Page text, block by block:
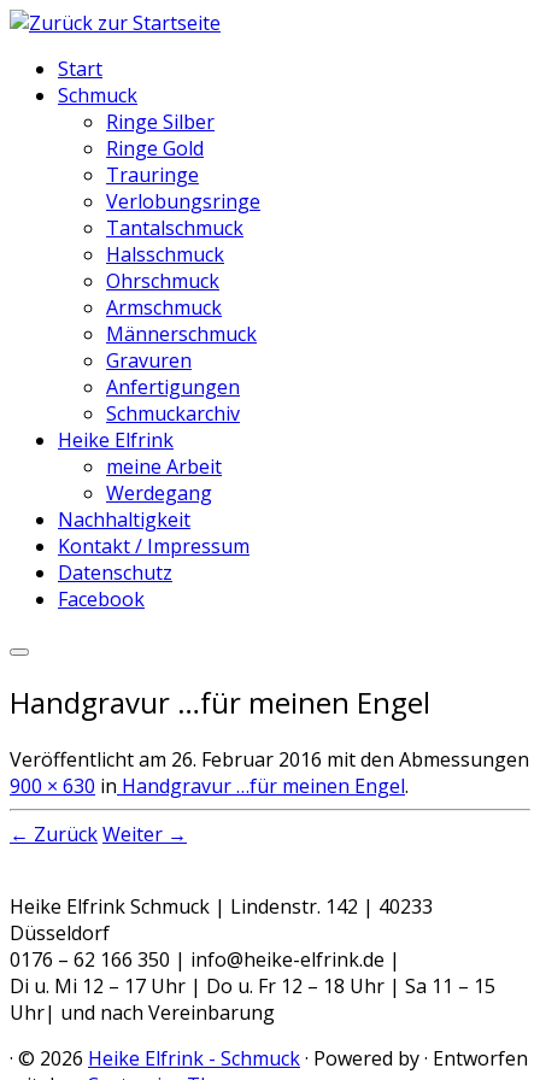
Start
Schmuck
Ringe Silber
Ringe Gold
Trauringe
Verlobungsringe
Tantalschmuck
Halsschmuck
Ohrschmuck
Armschmuck
Männerschmuck
Gravuren
Anfertigungen
Schmuckarchiv
Heike Elfrink
meine Arbeit
Werdegang
Nachhaltigkeit
Kontakt / Impressum
Datenschutz
Facebook
Handgravur …für meinen Engel
Veröffentlicht am 26. Februar 2016 mit den Abmessungen
900 × 630 in Handgravur …für meinen Engel.
← ZurückWeiter →
Heike Elfrink Schmuck | Lindenstr. 142 | 40233
Düsseldorf
0176 – 62 166 350 | info@heike-elfrink.de |
Di u. Mi 12 – 17 Uhr | Do u. Fr 12 – 18 Uhr | Sa 11 – 15
Uhr| und nach Vereinbarung
· © 2026 Heike Elfrink - Schmuck· Powered by· Entworfen